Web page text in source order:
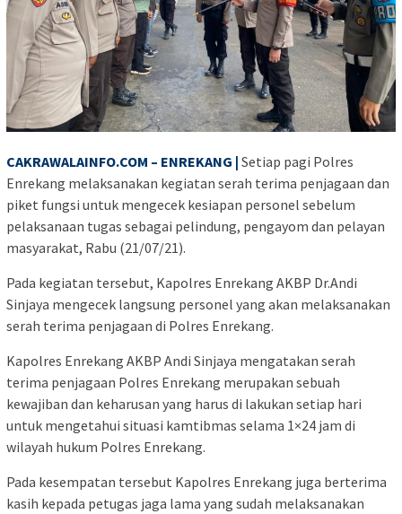
CAKRAWALAINFO.COM – ENREKANG | Setiap pagi Polres
Enrekang melaksanakan kegiatan serah terima penjagaan dan
piket fungsi untuk mengecek kesiapan personel sebelum
pelaksanaan tugas sebagai pelindung, pengayom dan pelayan
masyarakat, Rabu (21/07/21).
Pada kegiatan tersebut, Kapolres Enrekang AKBP Dr.Andi
Sinjaya mengecek langsung personel yang akan melaksanakan
serah terima penjagaan di Polres Enrekang.
Kapolres Enrekang AKBP Andi Sinjaya mengatakan serah
terima penjagaan Polres Enrekang merupakan sebuah
kewajiban dan keharusan yang harus di lakukan setiap hari
untuk mengetahui situasi kamtibmas selama 1×24 jam di
wilayah hukum Polres Enrekang.
Pada kesempatan tersebut Kapolres Enrekang juga berterima
kasih kepada petugas jaga lama yang sudah melaksanakan